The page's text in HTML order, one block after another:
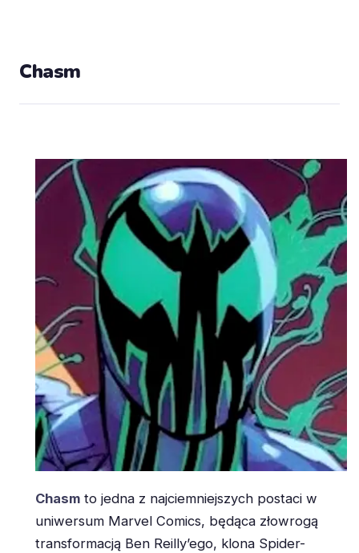
Chasm
Chasm to jedna z najciemniejszych postaci w
uniwersum Marvel Comics, będąca złowrogą
transformacją Ben Reilly’ego, klona Spider-